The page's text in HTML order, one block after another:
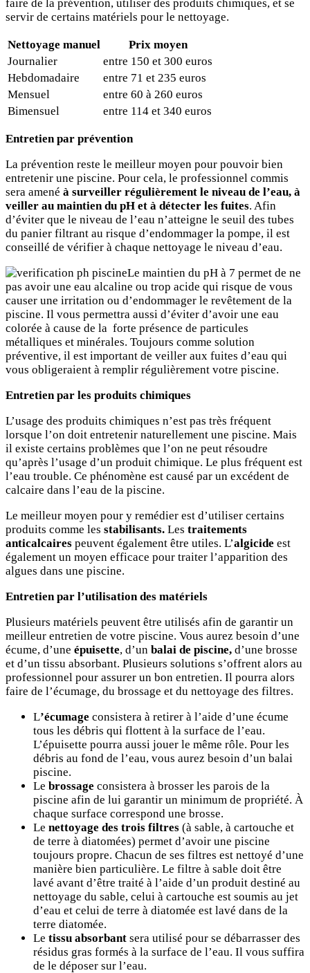
faire de la prévention, utiliser des produits chimiques, et se
servir de certains matériels pour le nettoyage.
Nettoyage manuel
Prix moyen
Journalier
entre 150 et 300 euros
Hebdomadaire
entre 71 et 235 euros
Mensuel
entre 60 à 260 euros
Bimensuel
entre 114 et 340 euros
Entretien par prévention
La prévention reste le meilleur moyen pour pouvoir bien
entretenir une piscine. Pour cela, le professionnel commis
sera amené à surveiller régulièrement le niveau de l’eau, à
veiller au maintien du pH et à détecter les fuites. Afin
d’éviter que le niveau de l’eau n’atteigne le seuil des tubes
du panier filtrant au risque d’endommager la pompe, il est
conseillé de vérifier à chaque nettoyage le niveau d’eau.
Le maintien du pH à 7 permet de ne
pas avoir une eau alcaline ou trop acide qui risque de vous
causer une irritation ou d’endommager le revêtement de la
piscine. Il vous permettra aussi d’éviter d’avoir une eau
colorée à cause de la forte présence de particules
métalliques et minérales. Toujours comme solution
préventive, il est important de veiller aux fuites d’eau qui
vous obligeraient à remplir régulièrement votre piscine.
Entretien par les produits chimiques
L’usage des produits chimiques n’est pas très fréquent
lorsque l’on doit entretenir naturellement une piscine. Mais
il existe certains problèmes que l’on ne peut résoudre
qu’après l’usage d’un produit chimique. Le plus fréquent est
l’eau trouble. Ce phénomène est causé par un excédent de
calcaire dans l’eau de la piscine.
Le meilleur moyen pour y remédier est d’utiliser certains
produits comme les stabilisants. Les traitements
anticalcaires peuvent également être utiles. L’algicide est
également un moyen efficace pour traiter l’apparition des
algues dans une piscine.
Entretien par l’utilisation des matériels
Plusieurs matériels peuvent être utilisés afin de garantir un
meilleur entretien de votre piscine. Vous aurez besoin d’une
écume, d’une épuisette, d’un balai de piscine, d’une brosse
et d’un tissu absorbant. Plusieurs solutions s’offrent alors au
professionnel pour assurer un bon entretien. Il pourra alors
faire de l’écumage, du brossage et du nettoyage des filtres.
L’écumage consistera à retirer à l’aide d’une écume
tous les débris qui flottent à la surface de l’eau.
L’épuisette pourra aussi jouer le même rôle. Pour les
débris au fond de l’eau, vous aurez besoin d’un balai
piscine.
Le brossage consistera à brosser les parois de la
piscine afin de lui garantir un minimum de propriété. À
chaque surface correspond une brosse.
Le nettoyage des trois filtres (à sable, à cartouche et
de terre à diatomées) permet d’avoir une piscine
toujours propre. Chacun de ses filtres est nettoyé d’une
manière bien particulière. Le filtre à sable doit être
lavé avant d’être traité à l’aide d’un produit destiné au
nettoyage du sable, celui à cartouche est soumis au jet
d’eau et celui de terre à diatomée est lavé dans de la
terre diatomée.
Le tissu absorbant sera utilisé pour se débarrasser des
résidus gras formés à la surface de l’eau. Il vous suffira
de le déposer sur l’eau.